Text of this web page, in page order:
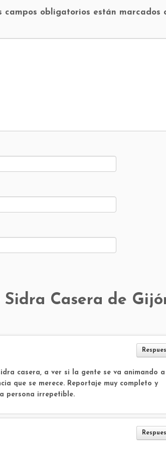
campos obligatorios están marcados
Sidra Casera de
casera, a ver si la gente se va animando a
que se merece. Reportaje muy completo y
persona irrepetible.